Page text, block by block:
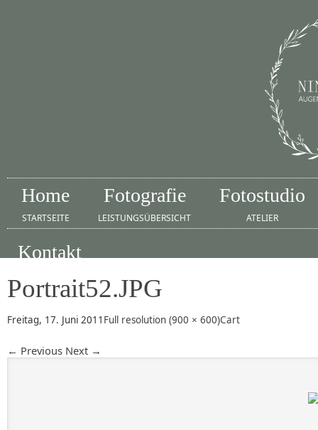
Home
STARTSEITE
Fotografie
LEISTUNGSÜBERSICHT
Fotostudio
ATELIER
Kontakt
Portrait52.JPG
Freitag, 17. Juni 2011 Full resolution (900 × 600)Cart
← Previous Next →